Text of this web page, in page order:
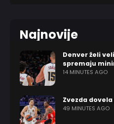
Najnovije
Denver želi
spremaju
14 MINUTES AGO
Zvezda
49 MINUTES AGO